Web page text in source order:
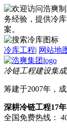
务经验，提供冷
案。
冷库工程| 网站地
冷链工程建设集
筹建于2007年，成
深耕冷链工程17年
全国免费热线：